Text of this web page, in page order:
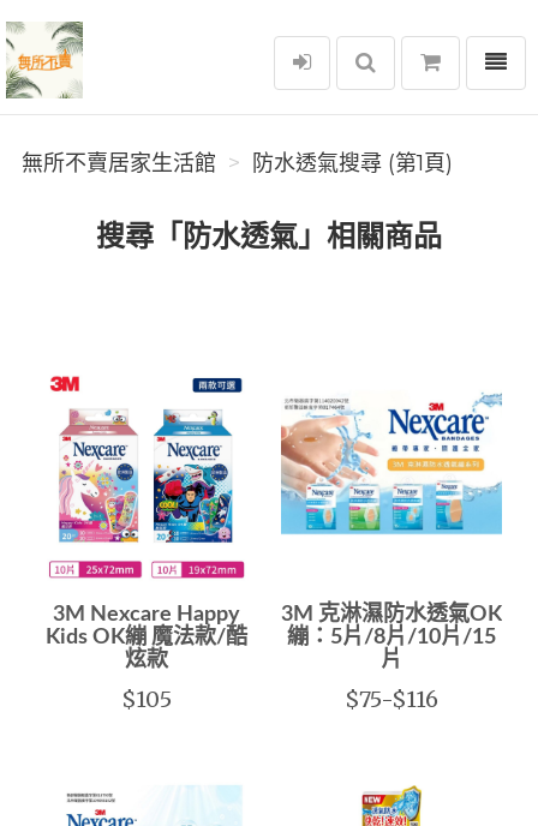
無所不賣居家生活館
選單
無所不賣居家生活館 防水透氣搜尋 (第1頁)
搜尋「防水透氣」相關商品
3M Nexcare Happy
Kids OK繃 魔法款/酷
炫款
$105
3M 克淋濕防水透氣OK
繃：5片/8片/10片/15
片
$75-$116